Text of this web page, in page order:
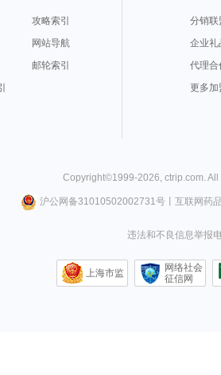
攻略索引
网站导航
邮轮索引
分销联
企业礼
代理合
更多加
Copyright©1999-2026 ctrip.com .
沪公网备31010502002731号丨 互联网药
违法和不良信息举报
上海市监
网络社会
征信网